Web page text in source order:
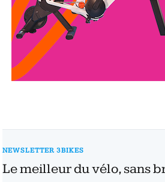
NEWSLETTER 3BIKES
Le meilleur du vélo, sans